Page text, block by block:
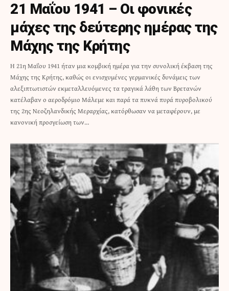
21 Μαΐου 1941 – Οι φονικές
μάχες της δεύτερης ημέρας της
Μάχης της Κρήτης
Η 21η Μαΐου 1941 ήταν μια κομβική ημέρα για την συνολική έκβαση της
Μάχης της Κρήτης, καθώς οι ενισχυμένες γερμανικές δυνάμεις των
αλεξιπτωτιστών εκμεταλλευόμενες τα τραγικά λάθη των Βρετανών
κατέλαβαν ο αεροδρόμιο Μάλεμε και παρά τα πυκνά πυρά πυροβολικού
της 2ης Νεοζηλανδικής Μεραρχίας, κατόρθωσαν να μεταφέρουν, με
κανονική προσγείωση των…